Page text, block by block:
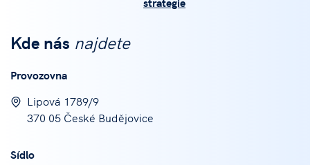
Kde nás najdete
Provozovna
Lipová 1789/9
370 05 České Budějovice
Sídlo